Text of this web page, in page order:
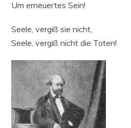
Um erneuertes Sein!
Seele, vergiß sie nicht,
Seele, vergiß nicht die Toten!